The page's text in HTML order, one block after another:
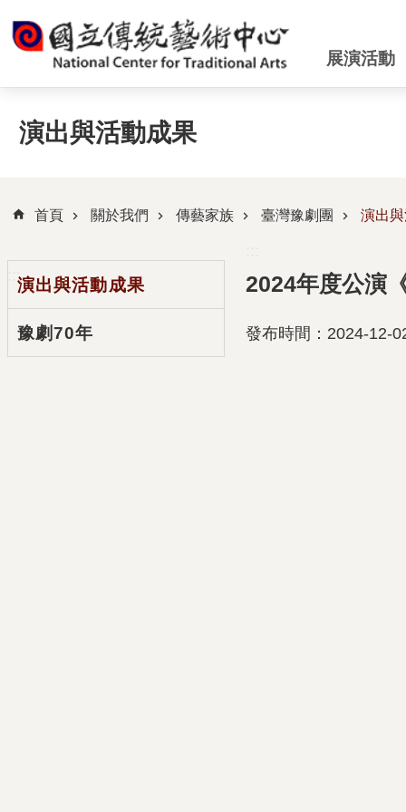
跳到主要內容區塊
展演活動
演出與活動成果
首頁 關於我們 傳藝家族 臺灣豫劇團 演出
:::演出與活動成果
豫劇70年
2024年度公演
發布時間：2024-12-